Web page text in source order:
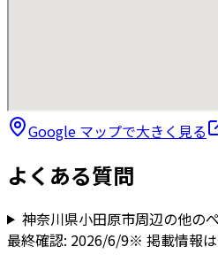
Google マップで大きく見る
よくある質問
神奈川県小田原市周辺の他の
最終確認: 2026/6/9※ 掲載情報は